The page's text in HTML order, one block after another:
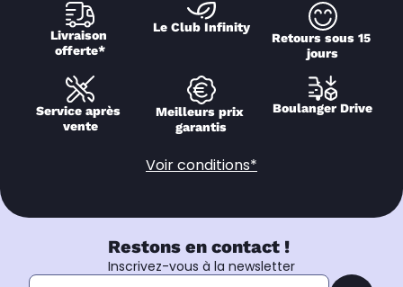
Livraison
offerte*
Le Club Infinity
Retours sous 15
jours
Service après
vente
Meilleurs prix
garantis
Boulanger Drive
Voir conditions*
Restons en contact !
Inscrivez-vous à la newsletter